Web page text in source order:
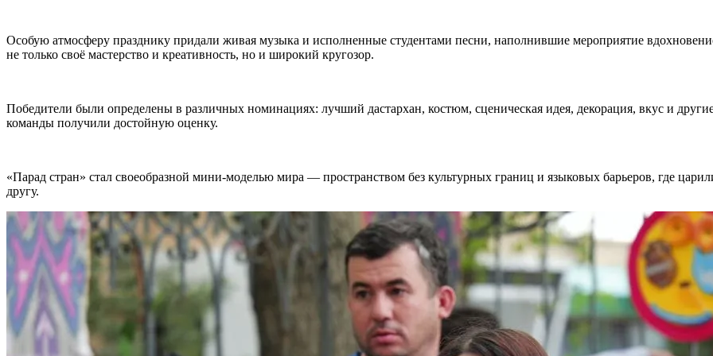
Особую атмосферу празднику придали живая музыка и исполненные студентами песни, наполнившие мероприятие
не только своё мастерство и креативность, но и широкий кругозор.
Победители были определены в различных номинациях: лучший дастархан, костюм, сценическая идея, декорация, вкус и
команды получили достойную оценку.
«Парад стран» стал своеобразной мини-моделью мира — пространством без культурных границ и языковых барьеров, где
другу.